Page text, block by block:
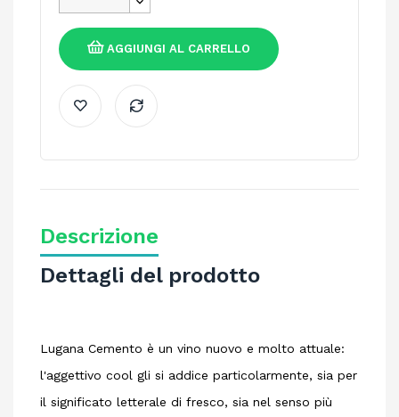
AGGIUNGI AL CARRELLO
Descrizione
Dettagli del prodotto
Lugana Cemento è un vino nuovo e molto attuale:
l'aggettivo cool gli si addice particolarmente, sia per
il significato letterale di fresco, sia nel senso più